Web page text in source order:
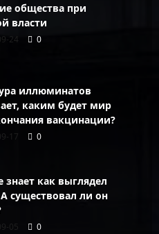
общества при
власти
24 0
иллюминатов
каким будет мир
вакцинации?
17 0
знает как выглядел
существовал ли он
05 0